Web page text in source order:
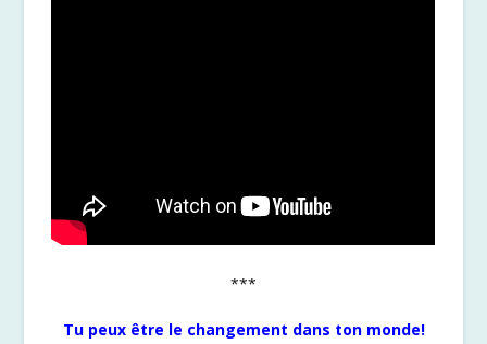
***
Tu peux être le changement dans ton monde!